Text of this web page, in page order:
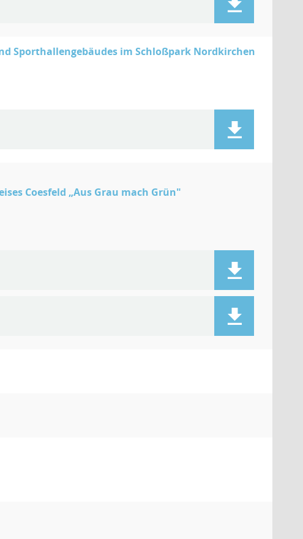
Sporthallengebäudes im Schloßpark Nordkirchen
Coesfeld „Aus Grau mach Grün"